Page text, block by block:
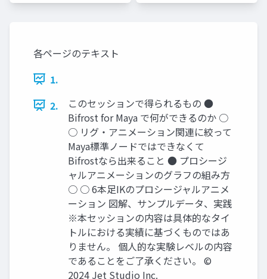
各ページのテキスト
1.
2.
このセッションで得られるもの ●
Bifrost for Maya で何ができるのか ○
○ リグ・アニメーション関連に絞って
Maya標準ノードではできなくて
Bifrostなら出来ること ● プロシージ
ャルアニメーションのグラフの組み方
○ ○ 6本足IKのプロシージャルアニメ
ーション 図解、サンプルデータ、実践
※本セッションの内容は具体的なタイ
トルにおける実績に基づくものではあ
りません。 個人的な実験レベルの内容
であることをご了承ください。 ©
2024 Jet Studio Inc.